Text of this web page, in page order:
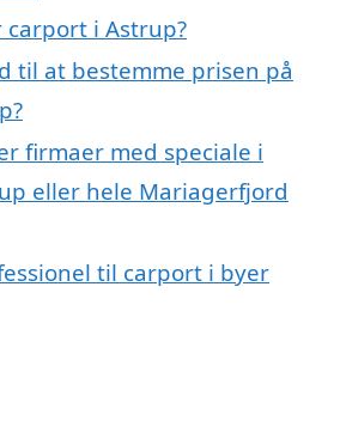
carport i Astrup?
til at bestemme prisen på
firmaer med speciale i
eller hele Mariagerfjord
til carport i byer